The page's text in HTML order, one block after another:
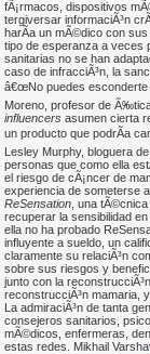
fÃ¡rmacos, dispositivos
tergiversar informaciÃ³n
harÃ­a un mÃ©dico con
tipo de esperanza a veces
sanitarias no se han
caso de infracciÃ³n, la
â€œNo puedes esconderte
Moreno, profesor de
influencers asumen cierta
un producto que podrÃ­a
Lesley Murphy, bloguera
personas que como ella
el riesgo de cÃ¡ncer de
experiencia de someterse
ReSensation , una
recuperar la sensibilidad
ella no ha probado
influyente a sueldo, un
claramente su relaciÃ³n
sobre sus riesgos y
junto con la
reconstrucciÃ³n mamaria,
La admiraciÃ³n de tanta
consejeros sanitarios,
mÃ©dicos, enfermeras,
estas redes. Mikhail